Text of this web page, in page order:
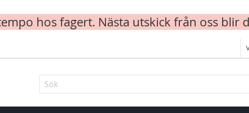
hos fagert. Nästa utskick från oss blir
Sök